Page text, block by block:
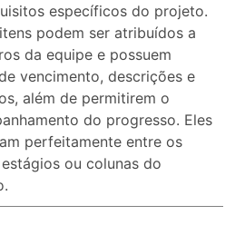
específicos do projeto.
podem ser atribuídos a
da equipe e possuem
vencimento, descrições e
além de permitirem o
do progresso. Eles
perfeitamente entre os
ou colunas do